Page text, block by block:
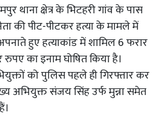
थाना क्षेत्र के भिटहरी गांव के पास
की पीट-पीटकर हत्या के मामले में
हुए हत्याकांड में शामिल 6 फरार
का इनाम घोषित किया है।
को पुलिस पहले ही गिरफ्तार कर
संजय सिंह उर्फ मुन्ना समेत